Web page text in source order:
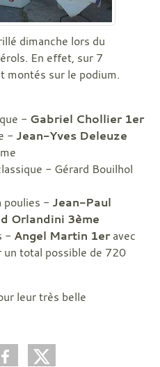
dimanche lors du
En effet, sur 7
montés sur le podium.
- Gabriel Chollier 1er
- Jean-Yves Deleuze
- Gérard Bouilhol
poulies - Jean-Paul
Orlandini 3ème
- Angel Martin 1eravec
total possible de 720
leur très belle